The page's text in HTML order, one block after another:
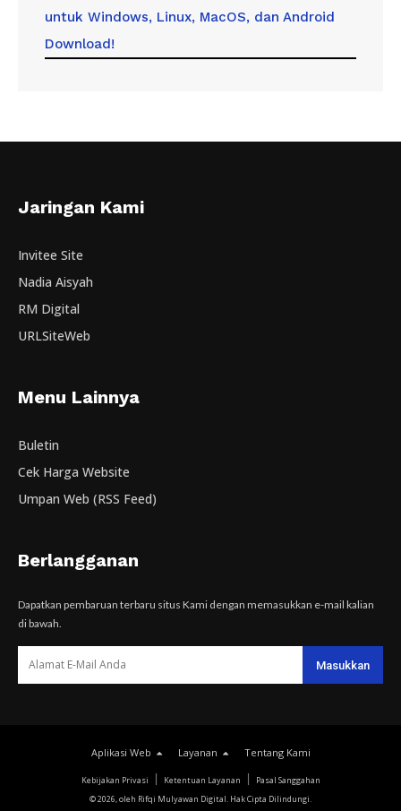
untuk Windows, Linux, MacOS, dan Android
Download!
Jaringan Kami
Invitee Site
Nadia Aisyah
RM Digital
URLSiteWeb
Menu Lainnya
Buletin
Cek Harga Website
Umpan Web (RSS Feed)
Berlangganan
Dapatkan pembaruan terbaru situs Kami dengan memasukkan e-mail kalian
di bawah.
Aplikasi Web Layanan Tentang Kami
Kebijakan Privasi Ketentuan Layanan
Pasal Sanggahan
© 2026, oleh Rifqi Mulyawan Digital. Hak Cipta Dilindungi.